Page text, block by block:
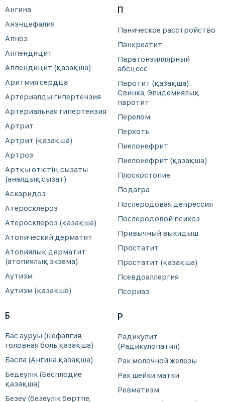
Ангина
Анэнцефалия
Апноэ
Аппендицит
Аппендицит (қазақша)
Аритмия сердца
Артериалды гипертензия
Артериальная гипертензия
Артрит
Артрит (қазақша)
Артроз
Артқы өтістің сызаты
(аналдық сызат)
Аскаридоз
Атеросклероз
Атеросклероз (қазақша)
Атопический дерматит
Атопиялық дерматит
(атопиялық экзема)
Аутизм
Аутизм (қазақша)
Б
Бас ауруы (цефалгия,
головная боль қазақша)
Баспа (Ангина қазақша)
Бедеулік (Бесплодие
қазақша)
Безеу (безеулік бөртпе,
П
Паническое расстройство
Панкреатит
Паратонзиллярный
абсцесс
Паротит (қазақша).
Свинка, Эпидемиялық
паротит
Перелом
Перхоть
Пиелонефрит
Пиелонефрит (қазақша)
Плоскостопие
Подагра
Послеродовая депрессия
Послеродовой психоз
Привычный выкидыш
Простатит
Простатит (қазақша)
Псевдоаллергия
Псориаз
Р
Радикулит
(Радикулопатия)
Рак молочной железы
Рак шейки матки
Ревматизм